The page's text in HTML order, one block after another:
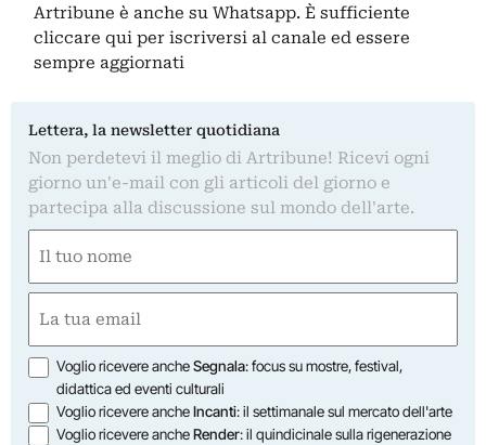
Artribune è anche su Whatsapp. È sufficiente
cliccare qui per iscriversi al canale ed essere
sempre aggiornati
Lettera, la newsletter quotidiana
Non perdetevi il meglio di Artribune! Ricevi ogni
giorno un'e-mail con gli articoli del giorno e
partecipa alla discussione sul mondo dell'arte.
(Obbligatorio)
(Obbligatorio)
Opzioni
Voglio ricevere ancheSegnala: focus su mostre, festival,
didattica ed eventi culturali
Voglio ricevere ancheIncanti: il settimanale sul mercato dell'arte
Voglio ricevere ancheRender: il quindicinale sulla rigenerazione